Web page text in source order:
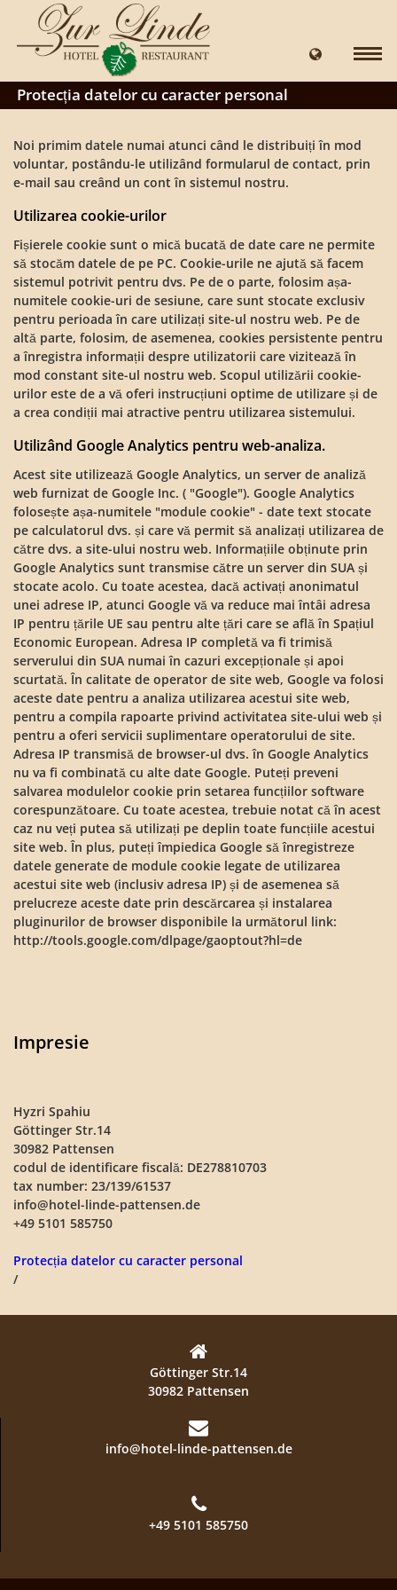
Protecția datelor cu caracter personal
Noi primim datele numai atunci când le distribuiți în mod
voluntar, postându-le utilizând formularul de contact, prin
e-mail sau creând un cont în sistemul nostru.
Utilizarea cookie-urilor
Fișierele cookie sunt o mică bucată de date care ne permite
să stocăm datele de pe PC. Cookie-urile ne ajută să facem
sistemul potrivit pentru dvs. Pe de o parte, folosim așa-
numitele cookie-uri de sesiune, care sunt stocate exclusiv
pentru perioada în care utilizați site-ul nostru web. Pe de
altă parte, folosim, de asemenea, cookies persistente pentru
a înregistra informații despre utilizatorii care vizitează în
mod constant site-ul nostru web. Scopul utilizării cookie-
urilor este de a vă oferi instrucțiuni optime de utilizare și de
a crea condiții mai atractive pentru utilizarea sistemului.
Utilizând Google Analytics pentru web-analiza.
Acest site utilizează Google Analytics, un server de analiză
web furnizat de Google Inc. ( "Google"). Google Analytics
folosește așa-numitele "module cookie" - date text stocate
pe calculatorul dvs. și care vă permit să analizați utilizarea de
către dvs. a site-ului nostru web. Informațiile obținute prin
Google Analytics sunt transmise către un server din SUA și
stocate acolo. Cu toate acestea, dacă activați anonimatul
unei adrese IP, atunci Google vă va reduce mai întâi adresa
IP pentru țările UE sau pentru alte țări care se află în Spațiul
Economic European. Adresa IP completă va fi trimisă
serverului din SUA numai în cazuri excepționale și apoi
scurtată. În calitate de operator de site web, Google va folosi
aceste date pentru a analiza utilizarea acestui site web,
pentru a compila rapoarte privind activitatea site-ului web și
pentru a oferi servicii suplimentare operatorului de site.
Adresa IP transmisă de browser-ul dvs. în Google Analytics
nu va fi combinată cu alte date Google. Puteți preveni
salvarea modulelor cookie prin setarea funcțiilor software
corespunzătoare. Cu toate acestea, trebuie notat că în acest
caz nu veți putea să utilizați pe deplin toate funcțiile acestui
site web. În plus, puteți împiedica Google să înregistreze
datele generate de module cookie legate de utilizarea
acestui site web (inclusiv adresa IP) și de asemenea să
prelucreze aceste date prin descărcarea și instalarea
pluginurilor de browser disponibile la următorul link:
http://tools.google.com/dlpage/gaoptout?hl=de
Impresie
Hyzri Spahiu
Göttinger Str.14
30982 Pattensen
codul de identificare fiscală: DE278810703
tax number: 23/139/61537
info@hotel-linde-pattensen.de
+49 5101 585750
Protecția datelor cu caracter personal
/
Göttinger Str.14
30982 Pattensen
info@hotel-linde-pattensen.de
+49 5101 585750